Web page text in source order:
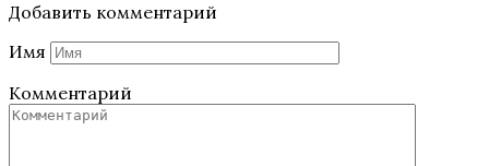
Добавить комментарий
Имя
Комментарий